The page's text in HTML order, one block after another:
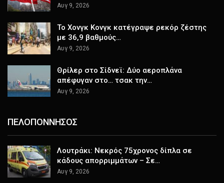
Αυγ 9, 2026
Το Χονγκ Κονγκ κατέγραψε ρεκόρ ζέστης
με 36,9 βαθμούς…
Αυγ 9, 2026
Θρίλερ στο Σίδνεϊ: Δύο αεροπλάνα
απέφυγαν στο… τσακ την…
Αυγ 9, 2026
ΠΕΛΟΠΟΝΝΗΣΟΣ
Λουτράκι: Νεκρός 75χρονος δίπλα σε
κάδους απορριμμάτων – Σε…
Αυγ 9, 2026